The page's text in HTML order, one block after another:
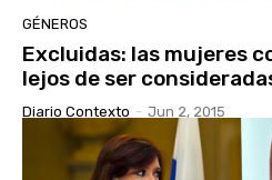
GÉNEROS
Excluidas: las mujeres
lejos de ser
Diario Contexto - Jun 2, 2015